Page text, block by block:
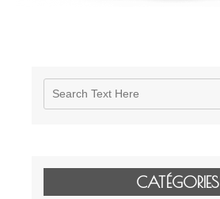
CATÉGORIES